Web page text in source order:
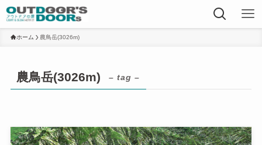
ホーム 農鳥岳(3026m)
農鳥岳(3026m) – tag –